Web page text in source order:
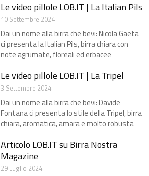
Le video pillole LOB.IT | La Italian Pils
10 Settembre 2024
Dai un nome alla birra che bevi: Nicola Gaeta
ci presenta la Italian Pils, birra chiara con
note agrumate, floreali ed erbacee
Le video pillole LOB.IT | La Tripel
3 Settembre 2024
Dai un nome alla birra che bevi: Davide
Fontana ci presenta lo stile della Tripel, birra
chiara, aromatica, amara e molto robusta
Articolo LOB.IT su Birra Nostra
Magazine
29 Luglio 2024